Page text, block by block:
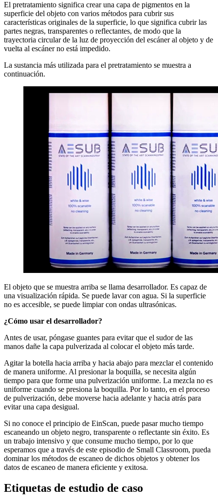
El pretratamiento significa crear una capa de pigmentos en la
superficie del objeto con varios métodos para cubrir sus
características originales de la superficie, lo que significa cubrir las
partes negras, transparentes o reflectantes, de modo que la
trayectoria circular de la luz de proyección del escáner al objeto y de
vuelta al escáner no está impedido.
La sustancia más utilizada para el pretratamiento se muestra a
continuación.
El objeto que se muestra arriba se llama desarrollador. Es capaz de
una visualización rápida. Se puede lavar con agua. Si la superficie
no es accesible, se puede limpiar con ondas ultrasónicas.
¿Cómo usar el desarrollador?
Antes de usar, póngase guantes para evitar que el sudor de las
manos dañe la capa pulverizada al colocar el objeto más tarde.
Agitar la botella hacia arriba y hacia abajo para mezclar el contenido
de manera uniforme. Al presionar la boquilla, se necesita algún
tiempo para que forme una pulverización uniforme. La mezcla no es
uniforme cuando se presiona la boquilla. Por lo tanto, en el proceso
de pulverización, debe moverse hacia adelante y hacia atrás para
evitar una capa desigual.
Si no conoce el principio de EinScan, puede pasar mucho tiempo
escaneando un objeto negro, transparente o reflectante sin éxito. Es
un trabajo intensivo y que consume mucho tiempo, por lo que
esperamos que a través de este episodio de Small Classroom, pueda
dominar los métodos de escaneo de dichos objetos y obtener los
datos de escaneo de manera eficiente y exitosa.
Etiquetas de estudio de caso